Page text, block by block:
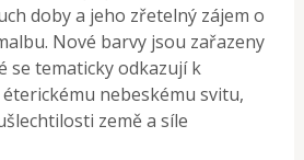
doby a jeho zřetelný zájem o
Nové barvy jsou zařazeny
se tematicky odkazují k
nebeskému svitu,
země a síle